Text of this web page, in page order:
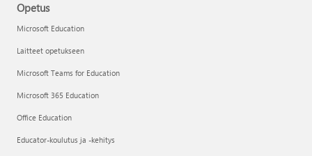
Opetus
Microsoft Education
Laitteet opetukseen
Microsoft Teams for Education
Microsoft 365 Education
Office Education
Educator-koulutus ja -kehitys